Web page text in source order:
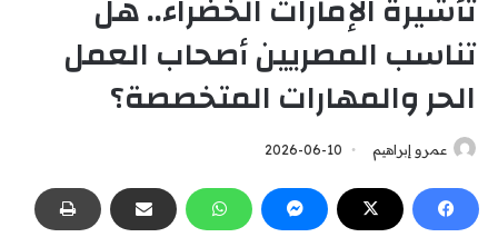
تأشيرة الإمارات الخضراء.. هل
تناسب المصريين أصحاب العمل
الحر والمهارات المتخصصة؟
عمرو إبراهيم 2026-06-10